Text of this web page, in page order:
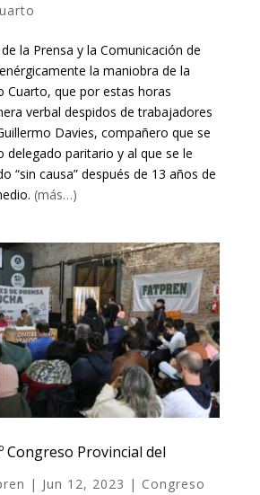
la Prensa y la Comunicación de
la maniobra de la
Cuarto, que por estas horas
verbal despidos de trabajadores
Davies, compañero que se
delegado paritario y al que se le
“sin causa” después de 13 años de
(más…)
Congreso Provincial del
| Jun 12, 2023 | Congreso